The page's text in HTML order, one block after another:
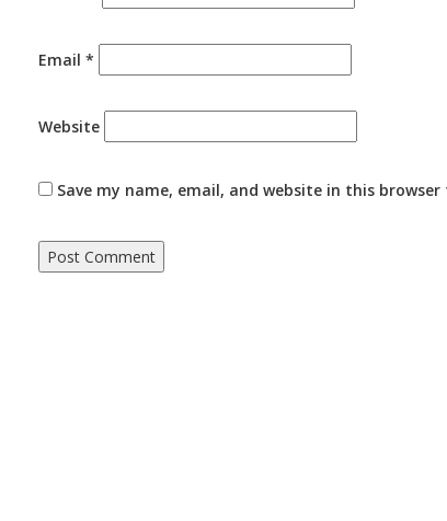
Email *
Website
Save my name, email, and website in this